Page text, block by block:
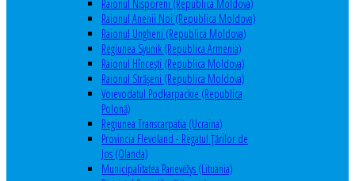
Raionul Nisporeni (Republica Moldova)
Raionul Anenii Noi (Republica Moldova)
Raionul Ungheni (Republica Moldova)
Regiunea Syunik (Republica Armenia)
Raionul Hîncești (Republica Moldova)
Raionul Străşeni (Republica Moldova)
Voievodatul Podkarpackie (Republica
Polonă)
Regiunea Transcarpatia (Ucraina)
Provincia Flevoland - Regatul Ţărilor de
Jos (Olanda)
Municipalitatea Panevėžys (Lituania)